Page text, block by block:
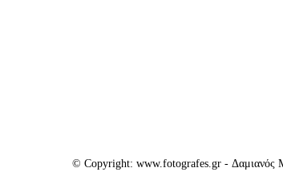
© Copyright: www.fotografes.gr - Δαμιανός